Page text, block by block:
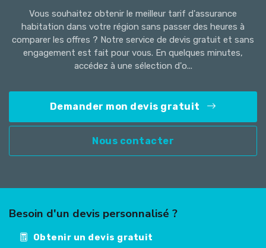
Vous souhaitez obtenir le meilleur tarif d'assurance
habitation dans votre région sans passer des heures à
comparer les offres ? Notre service de devis gratuit et sans
engagement est fait pour vous. En quelques minutes,
accédez à une sélection d'o...
Demander mon devis gratuit
Nous contacter
Besoin d'un devis personnalisé ?
Obtenir un devis gratuit